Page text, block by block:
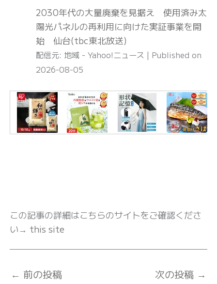
2030年代の大量廃棄を見据え 使用済み太
陽光パネルの再利用に向けた実証事業を開
始 仙台(tbc東北放送)
配信元: 地域 - Yahoo!ニュース
Published on
2026-08-05
この記事の詳細はこちらのサイトをご確認くださ
い→ this site
← 前の投稿 次の投稿 →